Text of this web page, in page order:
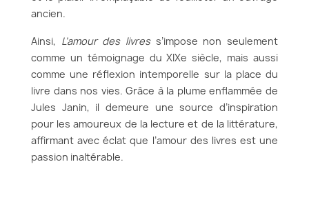
ancien.
Ainsi, L’amour des livress’impose non seulement
comme un témoignage du XIXe siècle, mais aussi
comme une réflexion intemporelle sur la place du
livre dans nos vies. Grâce à la plume enflammée de
Jules Janin, il demeure une source d’inspiration
pour les amoureux de la lecture et de la littérature,
affirmant avec éclat que l’amour des livres est une
passion inaltérable.